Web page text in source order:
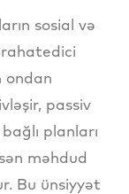
sosial və
ondan
passiv
planları
məhdud
Bu ünsiyyət